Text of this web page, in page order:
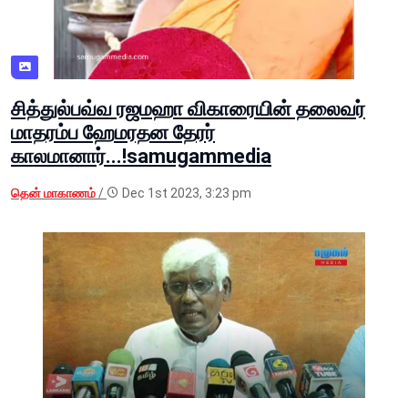
சித்துல்பவ்வ ரஜமஹா விகாரையின் தலைவர்
மாதரம்ப ஹேமரதன தேரர்
காலமானார்...!samugammedia
தென் மாகாணம்/ Dec 1st 2023, 3:23 pm